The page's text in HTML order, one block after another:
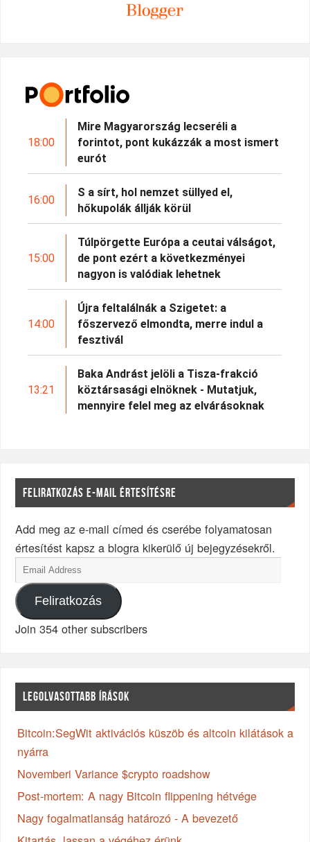
18:00
Mire Magyarország lecseréli a
forintot, pont kukázzák a most ismert
eurót
16:00
S a sírt, hol nemzet süllyed el,
hőkupolák állják körül
15:00
Túlpörgette Európa a ceutai válságot,
de pont ezért a következményei
nagyon is valódiak lehetnek
14:00
Újra feltalálnák a Szigetet: a
főszervező elmondta, merre indul a
fesztivál
13:21
Baka Andrást jelöli a Tisza-frakció
köztársasági elnöknek - Mutatjuk,
mennyire felel meg az elvárásoknak
FELIRATKOZÁS E-MAIL ÉRTESÍTÉSRE
Add meg az e-mail címed és cserébe folyamatosan
értesítést kapsz a blogra kikerülő új bejegyzésekről.
Feliratkozás
Join 354 other subscribers
LEGOLVASOTTABB ÍRÁSOK
Bitcoin:SegWit aktivációs küszöb és altcoin kilátások a
nyárra
Novemberi Variance $crypto roadshow
Post-mortem: A nagy Bitcoin flippening hétvége
Nagy fogalmatlanság határozó - A bevezető